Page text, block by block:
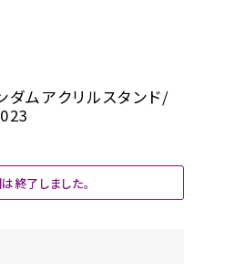
ダムアクリルスタンド/
終了しました。